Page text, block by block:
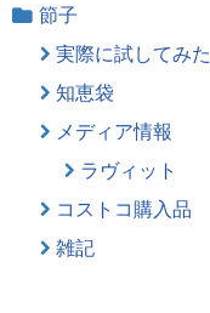
節子
実際に試してみた
知恵袋
メディア情報
ラヴィット
コストコ購入品
雑記